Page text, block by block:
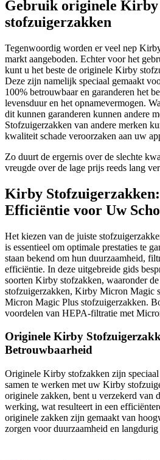
Gebruik originele Kirby
stofzuigerzakken
Tegenwoordig worden er veel nep
markt aangeboden. Echter voor het
kunt u het beste de originele Kirby
Deze zijn namelijk speciaal gemaakt
100% betrouwbaar en garanderen het
levensduur en het opnamevermogen.
dit kunnen garanderen kunnen andere
Stofzuigerzakken van andere merken
kwaliteit schade veroorzaken aan uw
Zo duurt de ergernis over de slechte
vreugde over de lage prijs reeds lang
Kirby
Efficiëntie voor Uw
Het kiezen van de juiste
is essentieel om optimale prestaties te
staan bekend om hun duurzaamheid,
efficiëntie. In deze uitgebreide gids
soorten Kirby stofzakken, waaronder
stofzuigerzakken, Kirby Micron Magic
Micron Magic Plus stofzuigerzakken.
voordelen van HEPA-filtratie met
Originele Kirby
Betrouwbaarheid
Originele Kirby stofzakken zijn
samen te werken met uw Kirby
originele zakken, bent u verzekerd van
werking, wat resulteert in een
originele zakken zijn gemaakt van
zorgen voor duurzaamheid en